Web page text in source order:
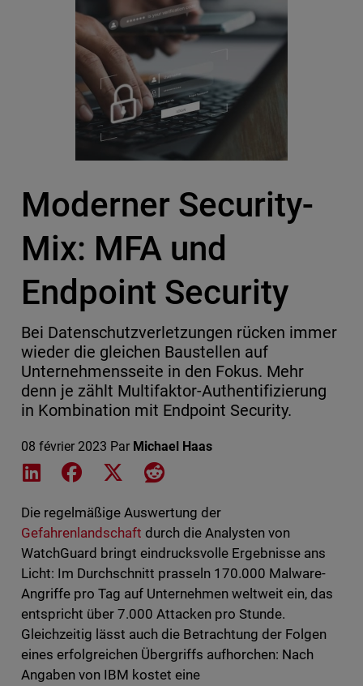
Moderner Security-
Mix: MFA und
Endpoint Security
Bei Datenschutzverletzungen rücken immer
wieder die gleichen Baustellen auf
Unternehmensseite in den Fokus. Mehr
denn je zählt Multifaktor-Authentifizierung
in Kombination mit Endpoint Security.
08 février 2023 Par Michael Haas
Share on LinkedIn
Share on Facebook
Share on XShare on Reddit
Die regelmäßige Auswertung der
Gefahrenlandschaft durch die Analysten von
WatchGuard bringt eindrucksvolle Ergebnisse ans
Licht: Im Durchschnitt prasseln 170.000 Malware-
Angriffe pro Tag auf Unternehmen weltweit ein, das
entspricht über 7.000 Attacken pro Stunde.
Gleichzeitig lässt auch die Betrachtung der Folgen
eines erfolgreichen Übergriffs aufhorchen: Nach
Angaben von IBM kostet eine